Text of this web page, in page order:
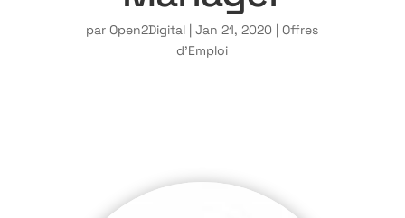
parOpen2Digital |Jan 21, 2020 |Offres
d'Emploi